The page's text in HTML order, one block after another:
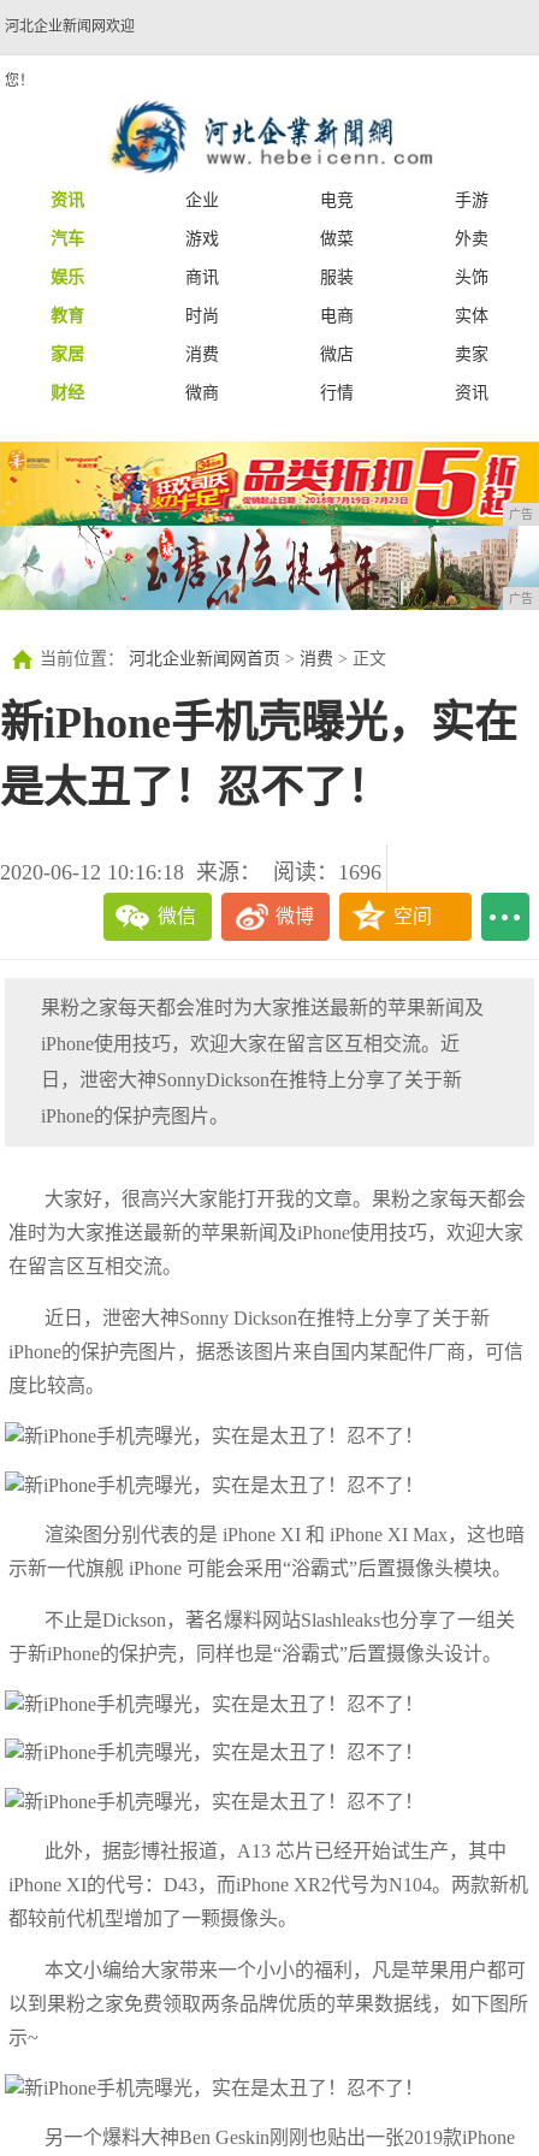
河北企业新闻网欢迎
您！
资讯 企业 电竞
手游
汽车
游戏 做菜
外卖
娱乐
商讯 服装
头饰
教育
时尚 电商
实体
家居
消费 微店
卖家
财经
微商 行情 资讯
广告
广告
当前位置： 河北企业新闻网首页 > 消费 > 正文
新iPhone手机壳曝光，实在
是太丑了！忍不了！
2020-06-12 10:16:18 来源： 阅读：1696
微信 微博 空间
果粉之家每天都会准时为大家推送最新的苹果新闻及
iPhone使用技巧，欢迎大家在留言区互相交流。近
日，泄密大神SonnyDickson在推特上分享了关于新
iPhone的保护壳图片。
大家好，很高兴大家能打开我的文章。果粉之家每天都会
准时为大家推送最新的苹果新闻及iPhone使用技巧，欢迎大家
在留言区互相交流。
近日，泄密大神Sonny Dickson在推特上分享了关于新
iPhone的保护壳图片，据悉该图片来自国内某配件厂商，可信
度比较高。
渲染图分别代表的是 iPhone XI 和 iPhone XI Max，这也暗
示新一代旗舰 iPhone 可能会采用“浴霸式”后置摄像头模块。
不止是Dickson，著名爆料网站Slashleaks也分享了一组关
于新iPhone的保护壳，同样也是“浴霸式”后置摄像头设计。
此外，据彭博社报道，A13 芯片已经开始试生产，其中
iPhone XI的代号：D43，而iPhone XR2代号为N104。两款新机
都较前代机型增加了一颗摄像头。
本文小编给大家带来一个小小的福利，凡是苹果用户都可
以到果粉之家免费领取两条品牌优质的苹果数据线，如下图所
示~
另一个爆料大神Ben Geskin刚刚也贴出一张2019款iPhone